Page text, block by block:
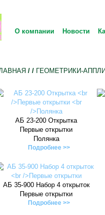
О компании Новости
/ / ГЕОМЕТРИКИ-
АБ 23-200 Открытка
Первые открытки
Полянка
Подробнее >>
АБ 35-900 Набор 4 открыток
Первые открытки
Подробнее >>